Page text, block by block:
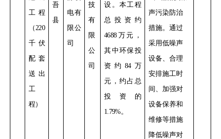
工程
（220
千伏
配套
送出
工
程）
吾
县
电有
限公
司
技
有
限
公
司
设 。本工程
总投资约
4688万元，
其中环保投
资约 84万
元，约占总
投资的
1.79%。
声污染防治
措施。通过
采用低噪声
设备、合理
安排施工时
间、加强对
设备保养和
维修等措施
降低噪声对